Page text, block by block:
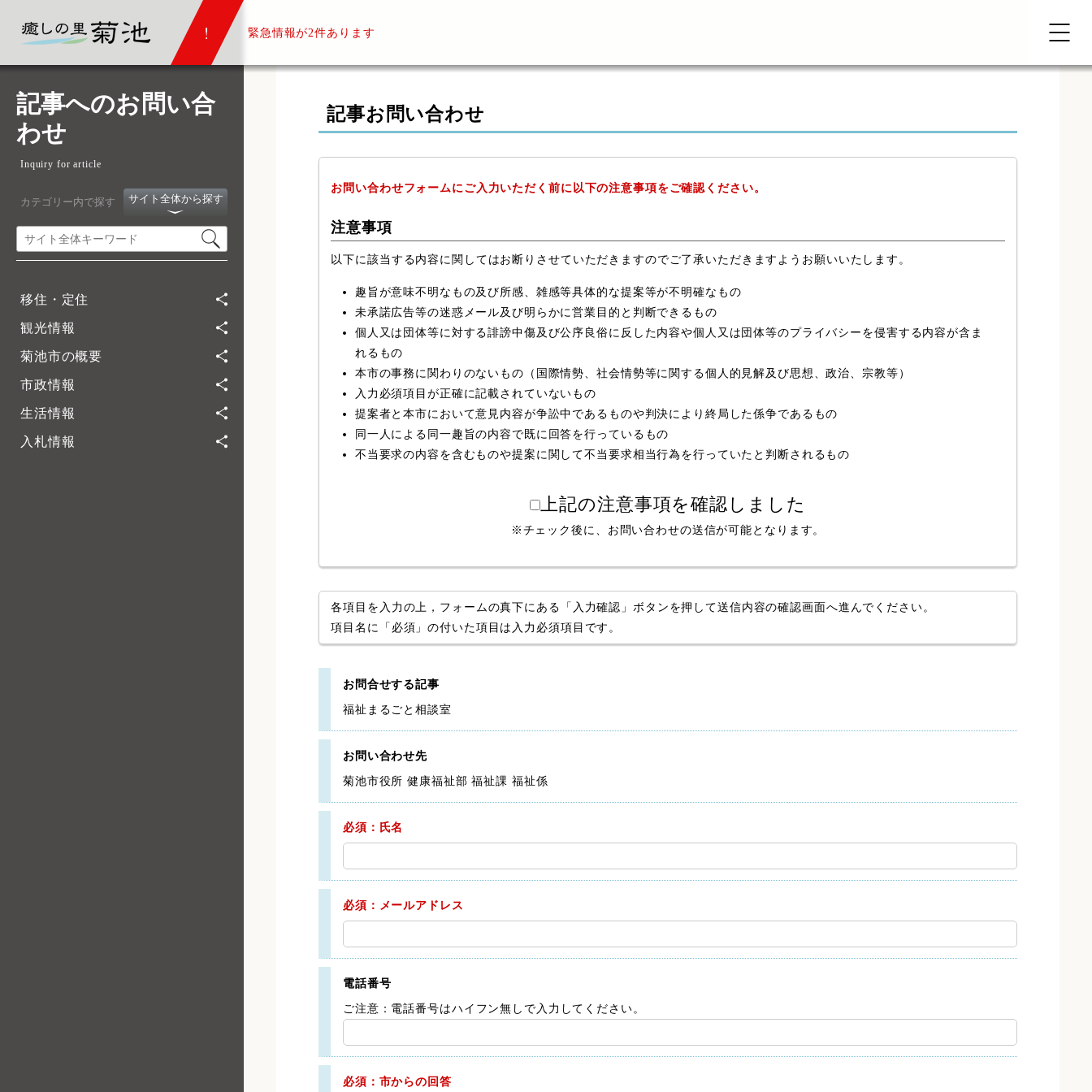
緊急情報が2件あります
記事へのお問い合
わせ
Inquiry for article
カテゴリー内で探す サイト全体から探す
移住・定住
観光情報
菊池市の概要
市政情報
生活情報
入札情報
記事お問い合わせ
お問い合わせフォームにご入力いただく前に以下の注意事項をご確認ください。
注意事項
以下に該当する内容に関してはお断りさせていただきますのでご了承いただきますようお願いいたします。
趣旨が意味不明なもの及び所感、雑感等具体的な提案等が不明確なもの
未承諾広告等の迷惑メール及び明らかに営業目的と判断できるもの
個人又は団体等に対する誹謗中傷及び公序良俗に反した内容や個人又は団体等のプライバシーを侵害する内容が含ま
れるもの
本市の事務に関わりのないもの（国際情勢、社会情勢等に関する個人的見解及び思想、政治、宗教等）
入力必須項目が正確に記載されていないもの
提案者と本市において意見内容が争訟中であるものや判決により終局した係争であるもの
同一人による同一趣旨の内容で既に回答を行っているもの
不当要求の内容を含むものや提案に関して不当要求相当行為を行っていたと判断されるもの
上記の注意事項を確認しました
※チェック後に、お問い合わせの送信が可能となります。
各項目を入力の上，フォームの真下にある「入力確認」ボタンを押して送信内容の確認画面へ進んでください。
項目名に「必須」の付いた項目は入力必須項目です。
お問合せする記事
福祉まるごと相談室
お問い合わせ先
菊池市役所 健康福祉部 福祉課 福祉係
必須：氏名
必須：メールアドレス
電話番号
ご注意：電話番号はハイフン無しで入力してください。
必須：市からの回答